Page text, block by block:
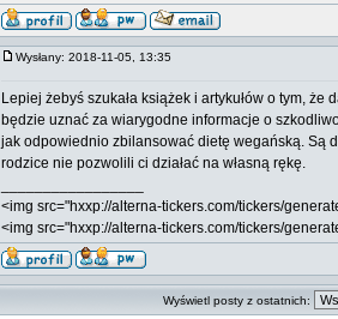
Wysłany: 2018-11-05, 13:35
Lepiej żebyś szukała książek i artykułów o tym,
będzie uznać za wiarygodne informacje o
jak odpowiednio zbilansować dietę wegańską. Są
rodzice nie pozwolili ci działać na własną rękę.
<img src="hxxp://alterna-tickers.com/tickers/
<img src="hxxp://alterna-tickers.com/tickers/
Wyświetl posty z ostatnich: